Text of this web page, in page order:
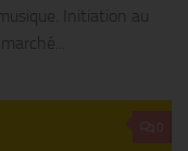
Initiation au